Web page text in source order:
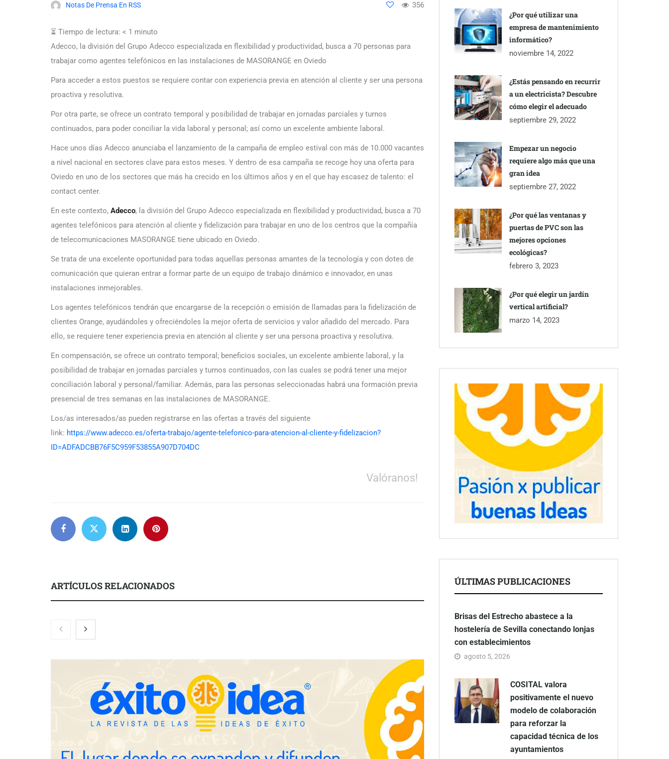
Notas De Prensa En RSS 356
⏳ Tiempo de lectura: < 1 minuto
Adecco, la división del Grupo Adecco especializada en flexibilidad y productividad, busca a 70 personas para
trabajar como agentes telefónicos en las instalaciones de MASORANGE en Oviedo
Para acceder a estos puestos se requiere contar con experiencia previa en atención al cliente y ser una persona
proactiva y resolutiva.
Por otra parte, se ofrece un contrato temporal y posibilidad de trabajar en jornadas parciales y turnos
continuados, para poder conciliar la vida laboral y personal; así como un excelente ambiente laboral.
Hace unos días Adecco anunciaba el lanzamiento de la campaña de empleo estival con más de 10.000 vacantes
a nivel nacional en sectores clave para estos meses. Y dentro de esa campaña se recoge hoy una oferta para
Oviedo en uno de los sectores que más ha crecido en los últimos años y en el que hay escasez de talento: el
contact center.
En este contexto, Adecco, la división del Grupo Adecco especializada en flexibilidad y productividad, busca a 70
agentes telefónicos para atención al cliente y fidelización para trabajar en uno de los centros que la compañía
de telecomunicaciones MASORANGE tiene ubicado en Oviedo.
Se trata de una excelente oportunidad para todas aquellas personas amantes de la tecnología y con dotes de
comunicación que quieran entrar a formar parte de un equipo de trabajo dinámico e innovador, en unas
instalaciones inmejorables.
Los agentes telefónicos tendrán que encargarse de la recepción o emisión de llamadas para la fidelización de
clientes Orange, ayudándoles y ofreciéndoles la mejor oferta de servicios y valor añadido del mercado. Para
ello, se requiere tener experiencia previa en atención al cliente y ser una persona proactiva y resolutiva.
En compensación, se ofrece un contrato temporal; beneficios sociales, un excelente ambiente laboral, y la
posibilidad de trabajar en jornadas parciales y turnos continuados, con las cuales se podrá tener una mejor
conciliación laboral y personal/familiar. Además, para las personas seleccionadas habrá una formación previa
presencial de tres semanas en las instalaciones de MASORANGE.
Los/as interesados/as pueden registrarse en las ofertas a través del siguiente
link: https://www.adecco.es/oferta-trabajo/agente-telefonico-para-atencion-al-cliente-y-fidelizacion?
ID=ADFADCBB76F5C959F53855A907D704DC
Valóranos!
ARTÍCULOS RELACIONADOS
Brisas del Estrecho abastece a la
hostelería de Sevilla conectando
COSITAL valora positivamente el
nuevo modelo de colaboración
para reforzar la capacidad técnica
Última llamada: los destinos con
las mayores caídas de precios para
este agosto, según KAYAK
¿Por qué utilizar una
empresa de mantenimiento
informático?
noviembre 14, 2022
¿Estás pensando en recurrir
a un electricista? Descubre
cómo elegir el adecuado
septiembre 29, 2022
Empezar un negocio
requiere algo más que una
gran idea
septiembre 27, 2022
¿Por qué las ventanas y
puertas de PVC son las
mejores opciones
ecológicas?
febrero 3, 2023
¿Por qué elegir un jardín
vertical artificial?
marzo 14, 2023
ÚLTIMAS PUBLICACIONES
Brisas del Estrecho abastece a la
hostelería de Sevilla conectando lonjas
con establecimientos
agosto 5, 2026
COSITAL valora
positivamente el nuevo
modelo de colaboración
para reforzar la
capacidad técnica de los
ayuntamientos